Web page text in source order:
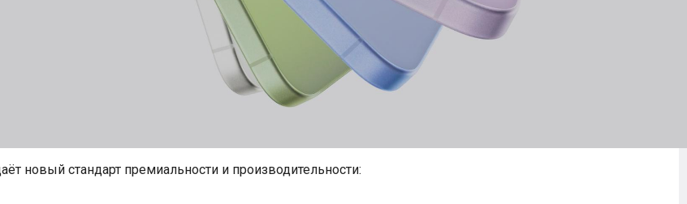
новый стандарт премиальности и производительности: